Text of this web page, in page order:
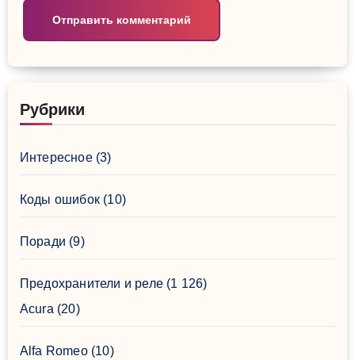
Рубрики
Интересное(3)
Коды ошибок(10)
Поради (9)
Предохранители и реле(1 126)
Acura (20)
Alfa Romeo(10)